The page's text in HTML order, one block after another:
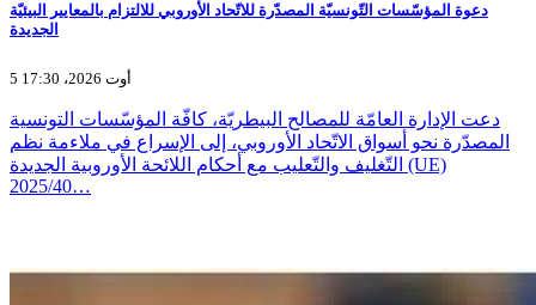
دعوة المؤسّسات التّونسيّة المصدّرة للاتّحاد الأوروبي للالتزام بالمعايير البيئيّة
الجديدة
5 أوت 2026، 17:30
دعت الإدارة العامّة للمصالح البيطريّة، كافّة المؤسّسات التونسية
المصدّرة نحو أسواق الاتّحاد الأوروبي، إلى الإسراع في ملاءمة نظم
التّغليف والتّعليب مع أحكام اللائحة الأوروبية الجديدة (UE)
2025/40…